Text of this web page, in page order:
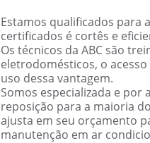
Estamos qualificados para
certificados é cortês e
Os técnicos da ABC são
eletrodomésticos, o
uso dessa vantagem.
Somos especializada e
reposição para a maioria
ajusta em seu orçamento
manutenção em ar